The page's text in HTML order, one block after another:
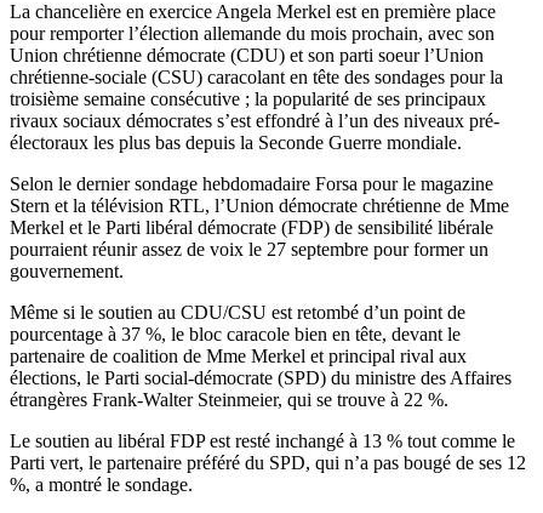
La chancelière en exercice Angela Merkel est en première place
pour remporter l’élection allemande du mois prochain, avec son
Union chrétienne démocrate (CDU) et son parti soeur l’Union
chrétienne-sociale (CSU) caracolant en tête des sondages pour la
troisième semaine consécutive ; la popularité de ses principaux
rivaux sociaux démocrates s’est effondré à l’un des niveaux pré-
électoraux les plus bas depuis la Seconde Guerre mondiale.
Selon le dernier sondage hebdomadaire Forsa pour le magazine
Stern et la télévision RTL, l’Union démocrate chrétienne de Mme
Merkel et le Parti libéral démocrate (FDP) de sensibilité libérale
pourraient réunir assez de voix le 27 septembre pour former un
gouvernement.
Même si le soutien au CDU/CSU est retombé d’un point de
pourcentage à 37 %, le bloc caracole bien en tête, devant le
partenaire de coalition de Mme Merkel et principal rival aux
élections, le Parti social-démocrate (SPD) du ministre des Affaires
étrangères Frank-Walter Steinmeier, qui se trouve à 22 %.
Le soutien au libéral FDP est resté inchangé à 13 % tout comme le
Parti vert, le partenaire préféré du SPD, qui n’a pas bougé de ses 12
%, a montré le sondage.